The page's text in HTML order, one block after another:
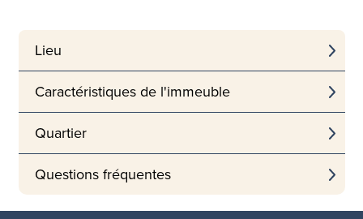
Lieu
Caractéristiques de l'immeuble
Quartier
Questions fréquentes